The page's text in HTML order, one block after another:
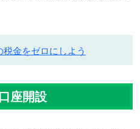
金をゼロにしよう
座開設